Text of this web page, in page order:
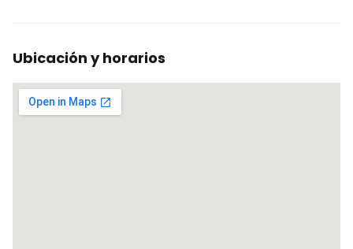
Ubicación y horarios